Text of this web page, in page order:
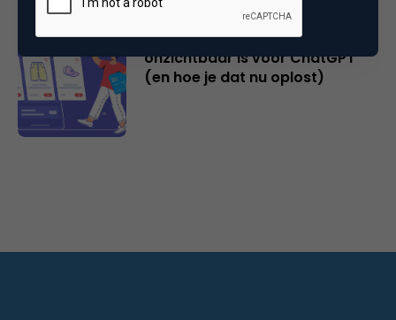
Waarom jouw productpagina
onzichtbaar is voor ChatGPT
(en hoe je dat nu oplost)